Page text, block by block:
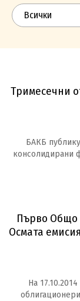
Тримесечни
БАКБ
консолидирани
Първо Общо
Осмата
На